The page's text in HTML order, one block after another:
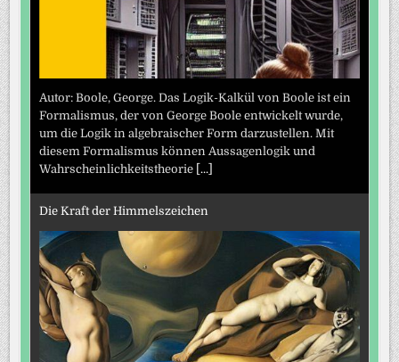
Autor: Boole, George. Das Logik-Kalkül von Boole ist ein
Formalismus, der von George Boole entwickelt wurde,
um die Logik in algebraischer Form darzustellen. Mit
diesem Formalismus können Aussagenlogik und
Wahrscheinlichkeitstheorie [...]
Die Kraft der Himmelszeichen